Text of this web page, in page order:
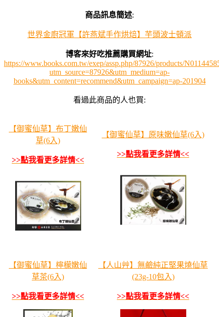
商品訊息簡述:
世界金廚冠軍【許燕斌手作烘焙】芋頭波士頓派
博客來好吃推薦購買網址:
https://www.books.com.tw/exep/assp.php/87926/products/
utm_source=87926&utm_medium=ap-
books&utm_content=recommend&utm_campaign=ap-201904
看過此商品的人也買:
【御蜜仙草】布丁嫩仙
草(6入)
>>點我看更多詳情<<
【御蜜仙草】原味嫩仙草(6入)
>>點我看更多詳情<<
【御蜜仙草】檸檬嫩仙
草茶(6入)
>>點我看更多詳情<<
【人山艸】無鹼純正堅果燒仙草
(23g-10包入)
>>點我看更多詳情<<